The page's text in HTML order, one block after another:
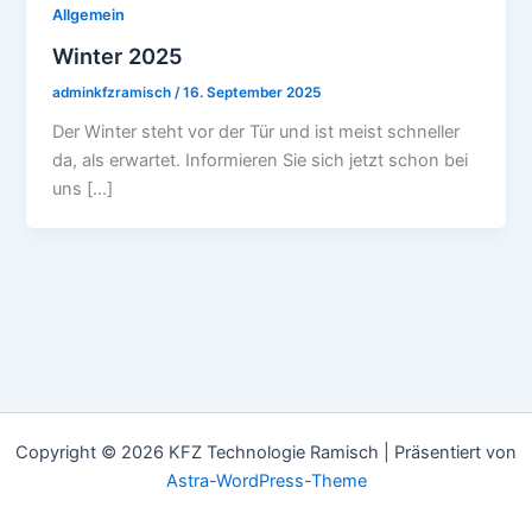
Allgemein
Winter 2025
adminkfzramisch /16. September 2025
Der Winter steht vor der Tür und ist meist schneller
da, als erwartet. Informieren Sie sich jetzt schon bei
uns […]
Copyright © 2026 KFZ Technologie Ramisch | Präsentiert von
Astra-WordPress-Theme